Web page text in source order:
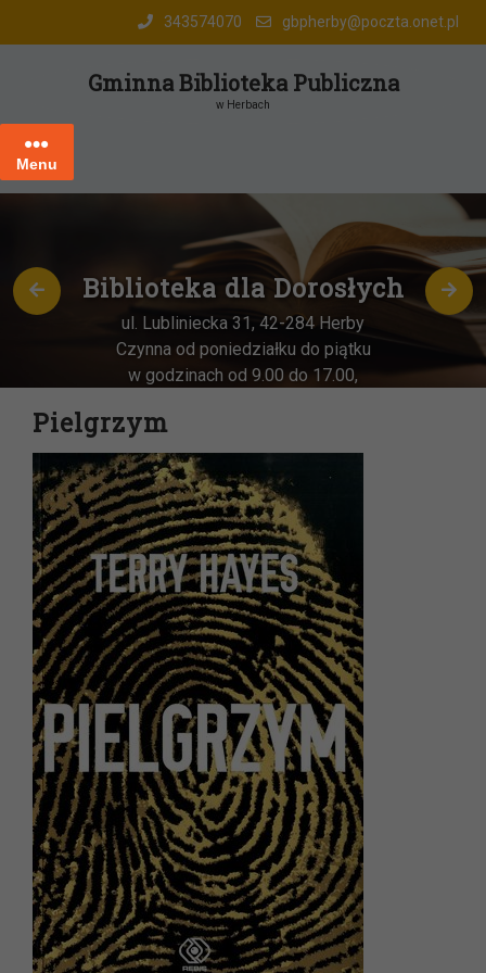
343574070 gbpherby@poczta.onet.pl
Gminna Biblioteka Publiczna
w Herbach
Menu
Biblioteka dla Dorosłych
ul. Lubliniecka 31, 42-284 Herby
Czynna od poniedziałku do piątku
w godzinach od 9.00 do 17.00,
Pielgrzym